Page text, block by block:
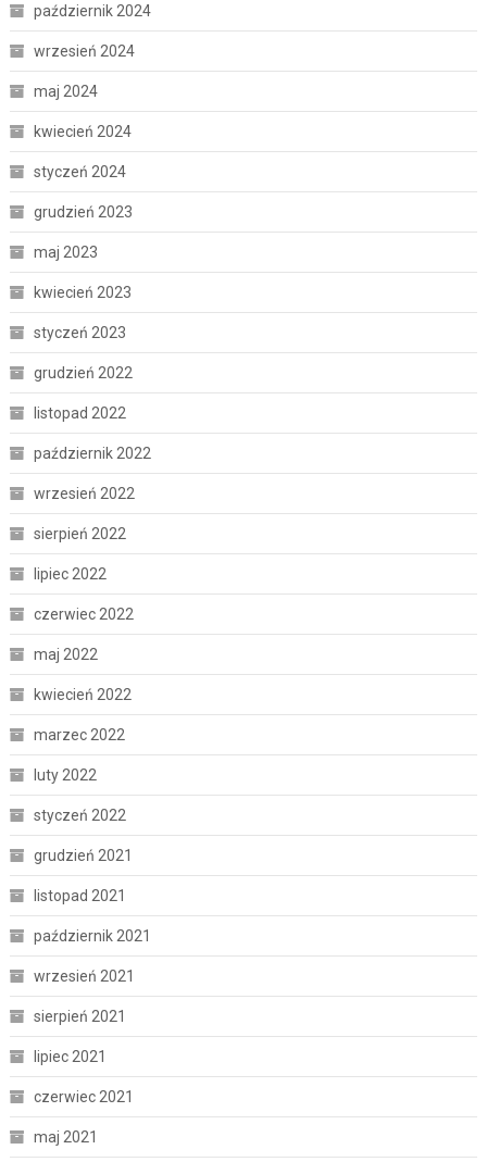
październik 2024
wrzesień 2024
maj 2024
kwiecień 2024
styczeń 2024
grudzień 2023
maj 2023
kwiecień 2023
styczeń 2023
grudzień 2022
listopad 2022
październik 2022
wrzesień 2022
sierpień 2022
lipiec 2022
czerwiec 2022
maj 2022
kwiecień 2022
marzec 2022
luty 2022
styczeń 2022
grudzień 2021
listopad 2021
październik 2021
wrzesień 2021
sierpień 2021
lipiec 2021
czerwiec 2021
maj 2021